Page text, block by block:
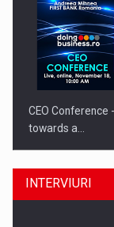
CEO
towards a…
INTERVIURI